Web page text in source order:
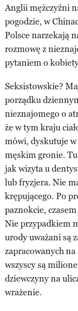
Anglii mężczyźni
pogodzie, w
Polsce narzekają
rozmowę z
pytaniem o
Seksistowskie?
porządku
nieznajomego o
że w tym kraju
mówi, dyskutuje
męskim gronie.
jak wizyta u
lub fryzjera. Nie
krępującego. Po
paznokcie,
Nie przypadkiem
urody uważani są
zapracowanych
wszyscy są
dziewczyny na
wrażenie.